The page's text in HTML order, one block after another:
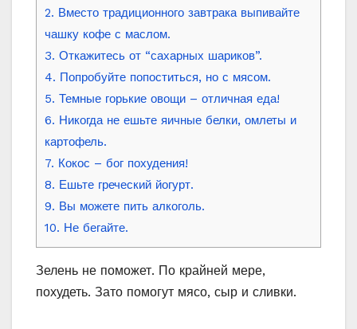
2. Вместо традиционного завтрака выпивайте
чашку кофе с маслом.
3. Откажитесь от “сахарных шариков”.
4. Попробуйте попоститься, но с мясом.
5. Темные горькие овощи – отличная еда!
6. Никогда не ешьте яичные белки, омлеты и
картофель.
7. Кокос – бог похудения!
8. Ешьте греческий йогурт.
9. Вы можете пить алкоголь.
10. Не бегайте.
Зелень не поможет. По крайней мере,
похудеть. Зато помогут мясо, сыр и сливки.